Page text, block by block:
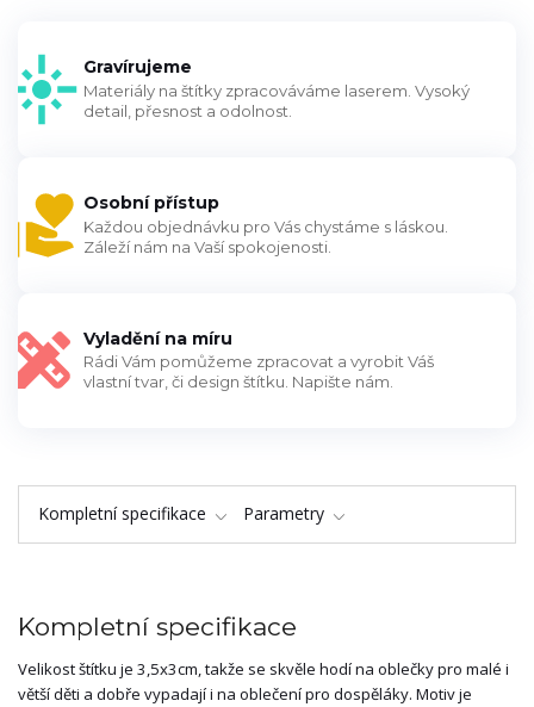
Gravírujeme
Materiály na štítky zpracováváme laserem. Vysoký
detail, přesnost a odolnost.
Osobní přístup
Každou objednávku pro Vás chystáme s láskou.
Záleží nám na Vaší spokojenosti.
Vyladění na míru
Rádi Vám pomůžeme zpracovat a vyrobit Váš
vlastní tvar, či design štítku. Napište nám.
Kompletní specifikace Parametry
Kompletní specifikace
Velikost štítku je 3,5x3cm, takže se skvěle hodí na oblečky pro malé i
větší děti a dobře vypadají i na oblečení pro dospěláky. Motiv je